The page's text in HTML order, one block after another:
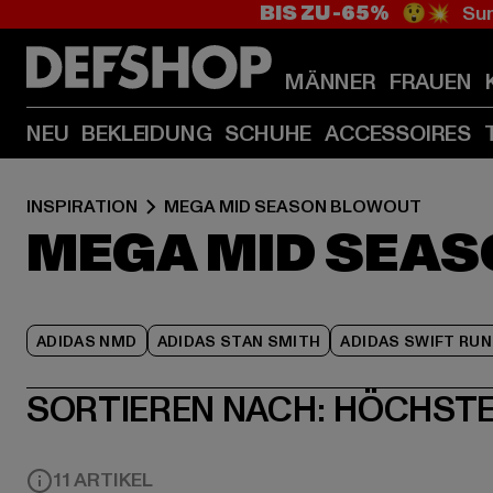
BIS ZU -65% 😲💥
MÄNNER FRAUEN
NEU BEKLEIDUNG SCHUHE ACCESSOIRES
INSPIRATION MEGA MID SEASON BLOWOUT
MEGA MID
ADIDAS NMD ADIDAS STAN SMITH ADIDAS SWIFT RUN
SORTIEREN NACH:
11 ARTIKEL